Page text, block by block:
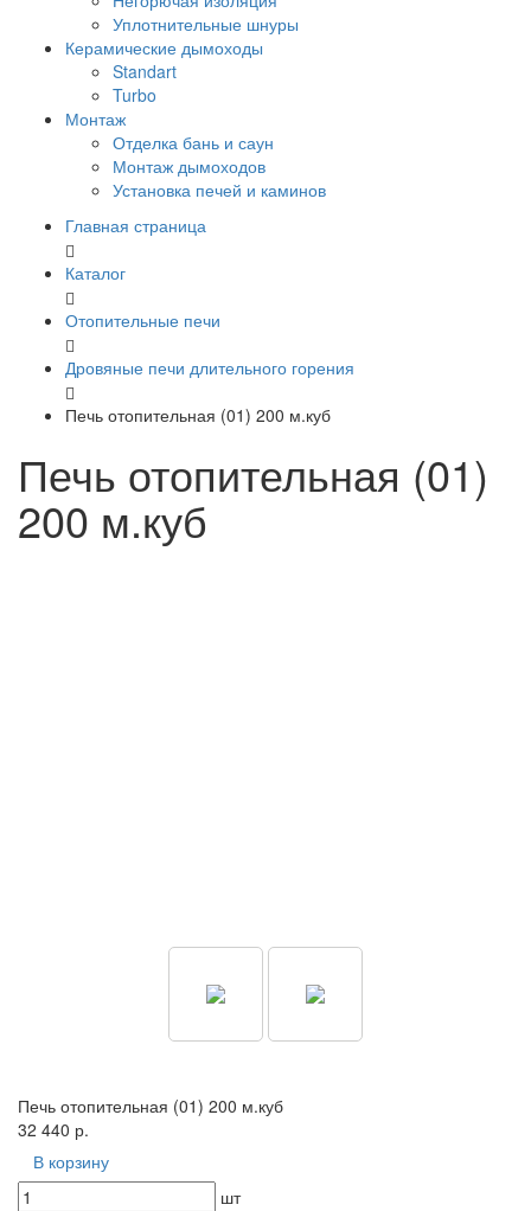
Уплотнительные шнуры
Керамические дымоходы
Standart
Turbo
Монтаж
Отделка бань и саун
Монтаж дымоходов
Установка печей и каминов
Главная страница
Каталог
Отопительные печи
Дровяные печи длительного горения
Печь отопительная (01) 200 м.куб
Печь отопительная (01)
200 м.куб
Печь отопительная (01) 200 м.куб
32 440 р.
В корзину
шт